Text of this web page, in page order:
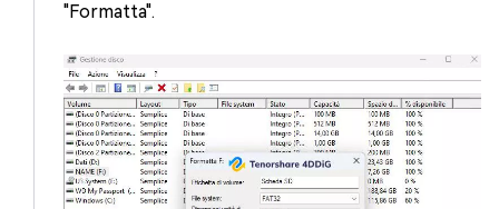
"Formatta".